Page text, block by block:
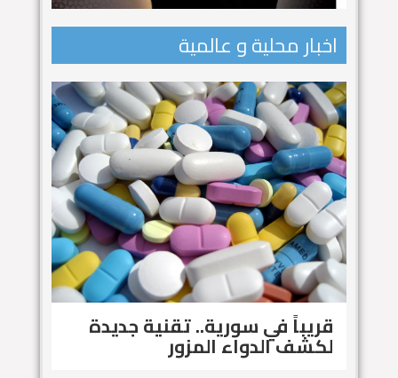
اخبار محلية و عالمية
قريباً في سورية.. تقنية جديدة
لكشف الدواء المزور